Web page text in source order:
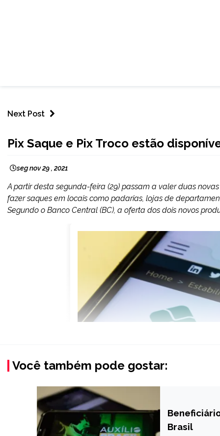
Next Post
NOTÍCIAS
Pix Saque e Pix Troco estão
seg nov 29 , 2021
A partir desta segunda-feira (29) passam a valer duas
fazer saques em locais como padarias, lojas de
Segundo o Banco Central (BC), a oferta dos dois novos
Você também pode gostar:
BRASIL
NOTÍCIAS
Brasil